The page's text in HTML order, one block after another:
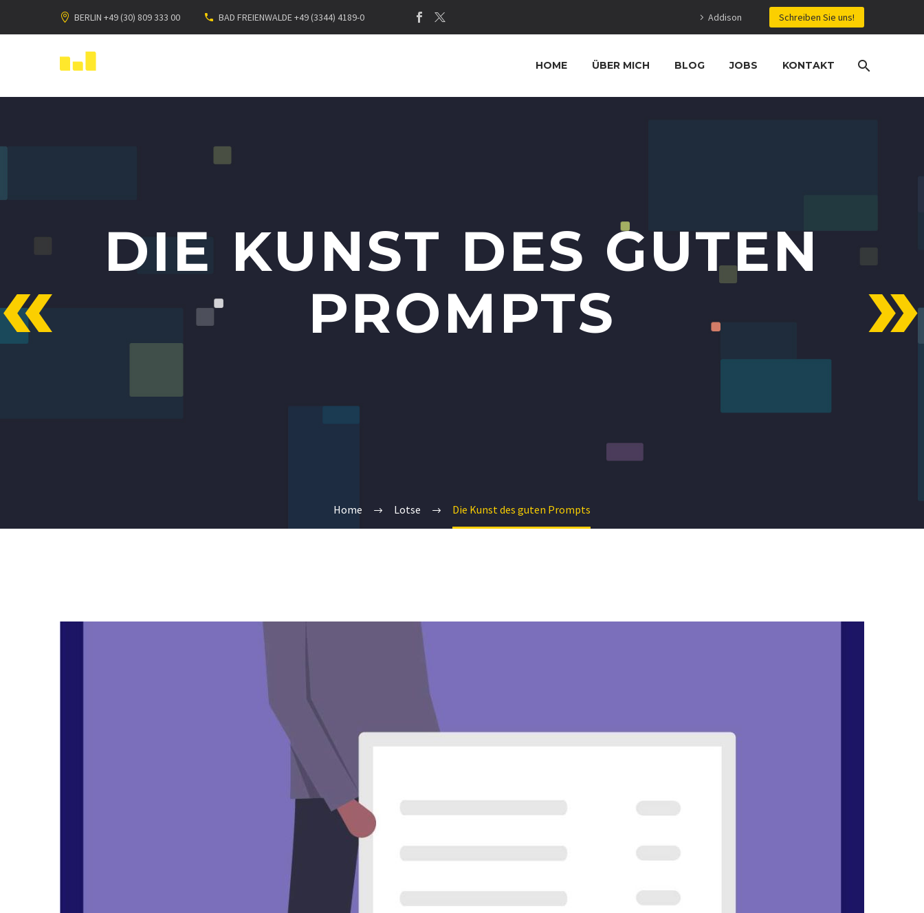
BERLIN +49 (30) 809 333 00 BAD FREIENWALDE +49 (3344) 4189-0 Addison Schreiben Sie uns!
HOME ÜBER MICH BLOG JOBS KONTAKT
DIE KUNST DES GUTEN
PROMPTS
Home Lotse Die Kunst des guten Prompts